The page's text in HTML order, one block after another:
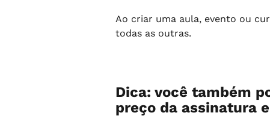
Ao criar uma aula, evento ou
todas as outras.
Dica: você também
preço da assinatura